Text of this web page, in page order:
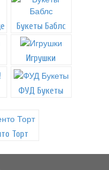
Букеты Баблс
Игрушки
ФУД Букеты
Торт